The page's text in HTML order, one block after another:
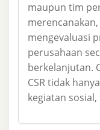
maupun tim
mengevaluasi
perusahaan
berkelanjutan.
CSR tidak
kegiatan